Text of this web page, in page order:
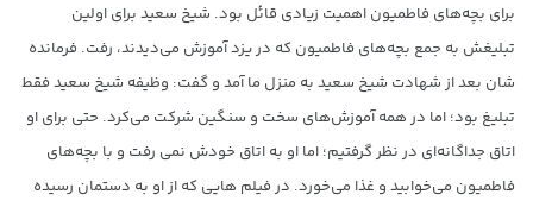
برای بچه‌های فاطمیون اهمیت زیادی قائل بود. شیخ سعید برای اولین
تبلیغش به جمع بچه‌های فاطمیون که در یزد آموزش می‌دیدند، رفت. فرمانده
شان بعد از شهادت شیخ سعید به منزل ما آمد و گفت: وظیفه شیخ سعید فقط
تبلیغ بود؛ اما در همه آموزش‌های سخت و سنگین شرکت می‌کرد. حتی برای او
اتاق جداگانه‌ای در نظر گرفتیم؛ اما او به اتاق خودش نمی رفت و با بچه‌های
فاطمیون می‌خوابید و غذا می‌خورد. در فیلم هایی که از او به دستمان رسیده